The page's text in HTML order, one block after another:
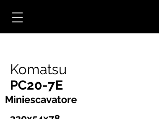
Komatsu
PC20-7E
Miniescavatore